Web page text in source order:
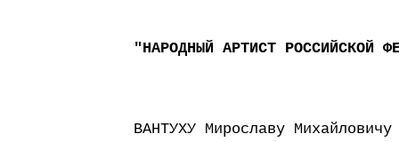
"НАРОДНЫЙ АРТИСТ РОССИЙСКОЙ
ВАНТУХУ Мирославу